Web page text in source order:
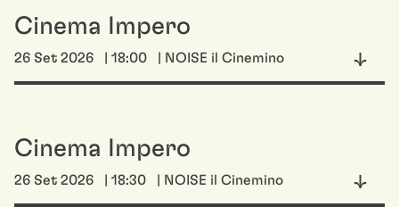
Cinema Impero
26 Set 2026 | 18:00 | NOISE il Cinemino
Cinema Impero
26 Set 2026 | 18:30 | NOISE il Cinemino